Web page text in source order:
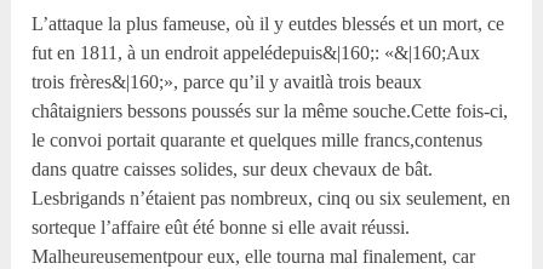
L’attaque la plus fameuse, où il y eutdes blessés et un mort, ce
fut en 1811, à un endroit appelédepuis&|160;: «&|160;Aux
trois frères&|160;», parce qu’il y avaitlà trois beaux
châtaigniers bessons poussés sur la même souche.Cette fois-ci,
le convoi portait quarante et quelques mille francs,contenus
dans quatre caisses solides, sur deux chevaux de bât.
Lesbrigands n’étaient pas nombreux, cinq ou six seulement, en
sorteque l’affaire eût été bonne si elle avait réussi.
Malheureusementpour eux, elle tourna mal finalement, car